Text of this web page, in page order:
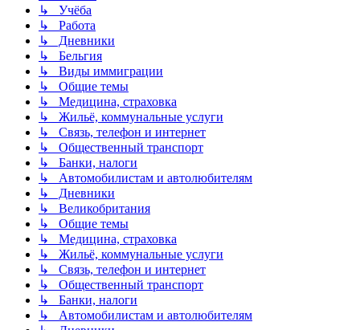
↳ Учёба
↳ Работа
↳ Дневники
↳ Бельгия
↳ Виды иммиграции
↳ Общие темы
↳ Медицина, страховка
↳ Жильё, коммунальные услуги
↳ Связь, телефон и интернет
↳ Общественный транспорт
↳ Банки, налоги
↳ Автомобилистам и автолюбителям
↳ Дневники
↳ Великобритания
↳ Общие темы
↳ Медицина, страховка
↳ Жильё, коммунальные услуги
↳ Связь, телефон и интернет
↳ Общественный транспорт
↳ Банки, налоги
↳ Автомобилистам и автолюбителям